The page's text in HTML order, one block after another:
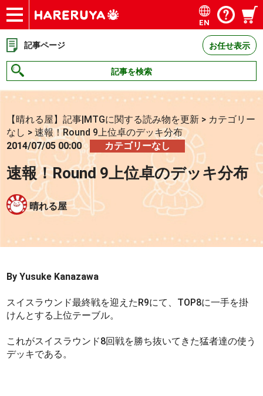
ショップ
買取
記事
デッキ検索
デッキ構築
選手一覧
店舗一覧
イベント
お問い合わせ
EN
記事ページ お任せ表示
記事を検索
【晴れる屋】記事|MTGに関する読み物を更新 > カテゴリー
なし >速報！Round 9上位卓のデッキ分布
2014/07/05 00:00
カテゴリーなし
速報！Round 9上位卓のデッキ分布
晴れる屋
By Yusuke Kanazawa
スイスラウンド最終戦を迎えたR9にて、TOP8に一手を掛
けんとする上位テーブル。
これがスイスラウンド8回戦を勝ち抜いてきた猛者達の使う
デッキである。